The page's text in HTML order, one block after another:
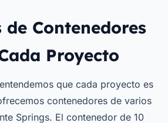
de Contenedores
Proyecto
que cada proyecto es
contenedores de varios
Springs. El contenedor de 10